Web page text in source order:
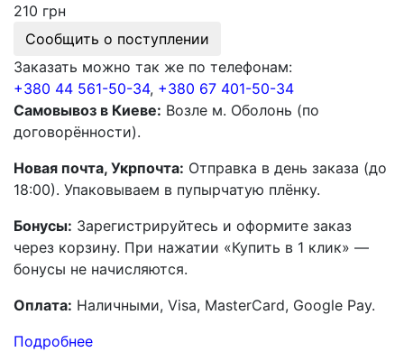
210 грн
Сообщить о поступлении
Заказать можно так же по телефонам:
+380 44 561-50-34, +380 67 401-50-34
Самовывоз в Киеве: Возле м. Оболонь (по
договорённости).
Новая почта, Укрпочта: Отправка в день заказа (до
18:00). Упаковываем в пупырчатую плёнку.
Бонусы: Зарегистрируйтесь и оформите заказ
через корзину. При нажатии «Купить в 1 клик» —
бонусы не начисляются.
Оплата: Наличными, Visa, MasterCard, Google Pay.
Подробнее